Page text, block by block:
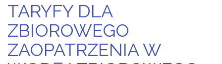
TARYFY DLA
ZBIOROWEGO
ZAOPATRZENIA W